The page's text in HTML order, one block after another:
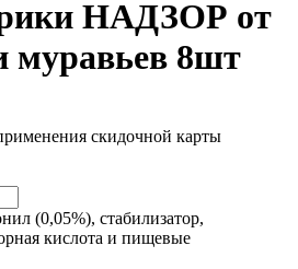
НАДЗОР от
муравьев 8шт
скидочной карты
(0,05%), стабилизатор,
кислота и пищевые